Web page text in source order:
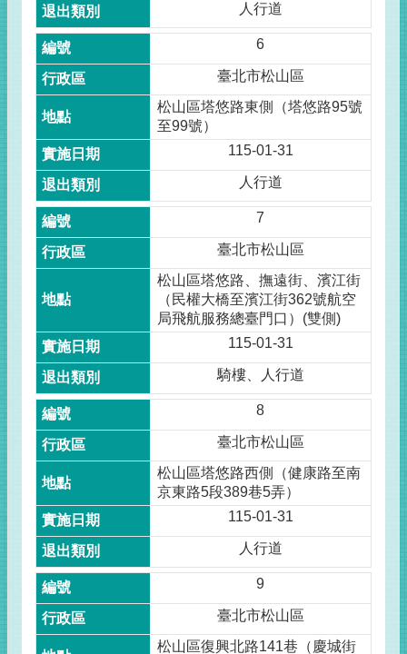
人行道
6
臺北市松山區
松山區塔悠路東側（塔悠路95號
至99號）
115-01-31
人行道
7
臺北市松山區
松山區塔悠路、撫遠街、濱江街
（民權大橋至濱江街362號航空
局飛航服務總臺門口）(雙側)
115-01-31
騎樓、人行道
8
臺北市松山區
松山區塔悠路西側（健康路至南
京東路5段389巷5弄）
115-01-31
人行道
9
臺北市松山區
松山區復興北路141巷（慶城街